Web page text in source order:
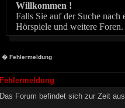
Willkommen !
Falls Sie auf der Suche
Hörspiele und weitere
� Fehlermeldung
Fehlermeldung
Das Forum befindet sich zur Zeit